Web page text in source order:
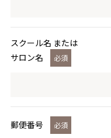
スクール名 または
サロン名
必須
郵便番号 必須